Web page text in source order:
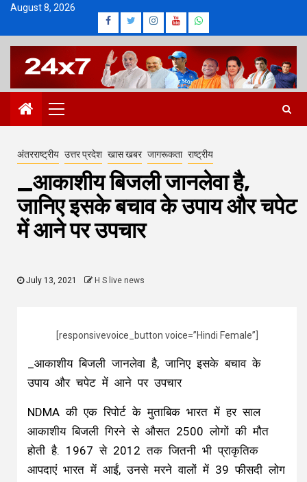
Skip
content
August 8, 2026
Facebook
Twitter
Instagram
Youtube
Whatsapp
Primary
Menu
अंतरराष्ट्रीय उत्तर प्रदेश खास खबर जागरूकता राष्ट्रीय
_आकाशीय बिजली जानलेवा है,
जानिए इसके बचाव के उपाय और चपेट
में आने पर उपचार
July 13, 2021 H S live news
[responsivevoice_button voice=”Hindi Female”]
_आकाशीय बिजली जानलेवा है, जानिए इसके बचाव के
उपाय और चपेट में आने पर उपचार
NDMA की एक रिपोर्ट के मुताबिक भारत में हर साल
आकाशीय बिजली गिरने से औसत 2500 लोगों की मौत
होती है. 1967 से 2012 तक जितनी भी प्राकृतिक
आपदाएं भारत में आईं, उनसे मरने वालों में 39 फीसदी लोग